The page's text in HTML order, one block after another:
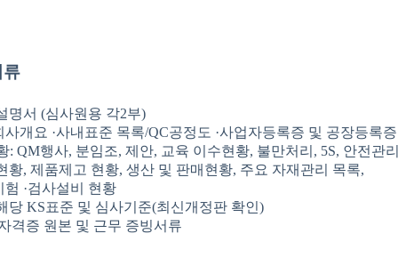
류
명서 (심사원용 각2부)
사개요 ·사내표준 목록/QC공정도 ·사업자등록증 및 공장등록
: QM행사, 분임조, 제안, 교육 이수현황, 불만처리, 5S, 안전관
황, 제품제고 현황, 생산 및 판매현황, 주요 자재관리 목록,
·검사설비 현황
당 KS표준 및 심사기준(최신개정판 확인)
격증 원본 및 근무 증빙서류